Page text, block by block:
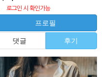
로그인 시 확인가능
프로필
댓글 후기